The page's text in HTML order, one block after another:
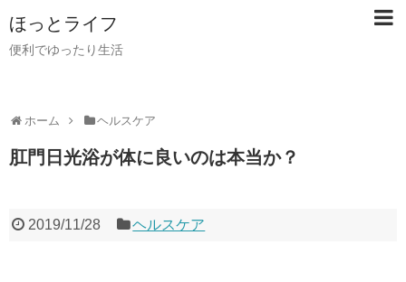
ほっとライフ
便利でゆったり生活
ホーム ヘルスケア
肛門日光浴が体に良いのは本当か？
2019/11/28 ヘルスケア